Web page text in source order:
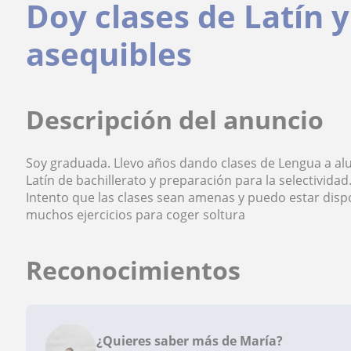
Doy clases de Latín
asequibles
Descripción del anuncio
Soy graduada. Llevo años dando clases de Lengua a
Latín de bachillerato y preparación para la
Intento que las clases sean amenas y puedo estar
muchos ejercicios para coger soltura
Reconocimientos
¿Quieres saber más de María?